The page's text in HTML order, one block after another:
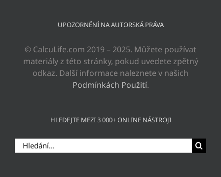
UPOZORNĚNÍ NA AUTORSKÁ PRÁVA
© CalcuLife.com 2019 – 2025. Můžete používat
materiály z této stránky, pokud uvedete zpětný
odkaz. Další informace naleznete v našich
Podmínkách Použití.
HLEDEJTE MEZI 3 000+ ONLINE NÁSTROJI
Hledat: